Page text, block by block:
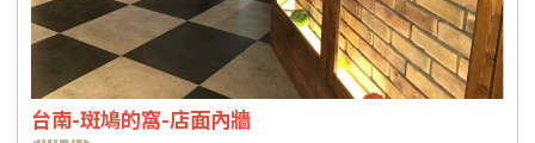
台南-斑鳩的窩-店面內牆